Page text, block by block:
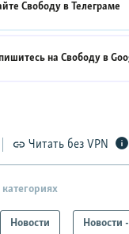
Свободу вТелеграме
на Свободу в
Читать без VPN
Новости Новости